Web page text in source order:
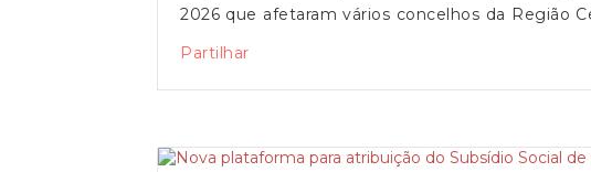
2026 que afetaram vários concelhos da Região
agricultores e municípios, permitindo a
oficial da CCDR Centro.Esta candidatura está
Partilhar